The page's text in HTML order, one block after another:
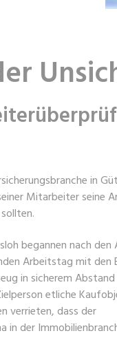
in
Mitarbeiter seine
begannen nach den
Arbeitstag mit den
in sicherem
etliche
verrieten, dass der
in der